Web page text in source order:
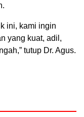
ini, kami ingin
yang kuat, adil,
tutup Dr. Agus.